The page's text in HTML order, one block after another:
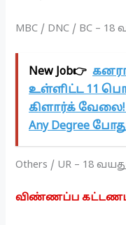
MBC / DNC / BC –
New Job👉
உள்ளிட்ட 11
கிளார்க் வேலை!
Any Degree
Others / UR – 18
விண்ணப்ப